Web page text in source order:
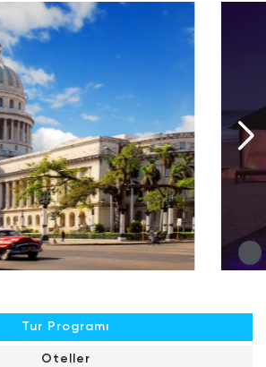
Tur Programı
Oteller